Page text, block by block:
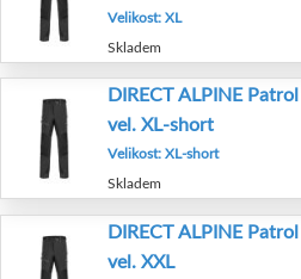
Velikost: XL
Skladem
DIRECT ALPINE
vel. XL-short
Velikost: XL-short
Skladem
DIRECT ALPINE
vel. XXL